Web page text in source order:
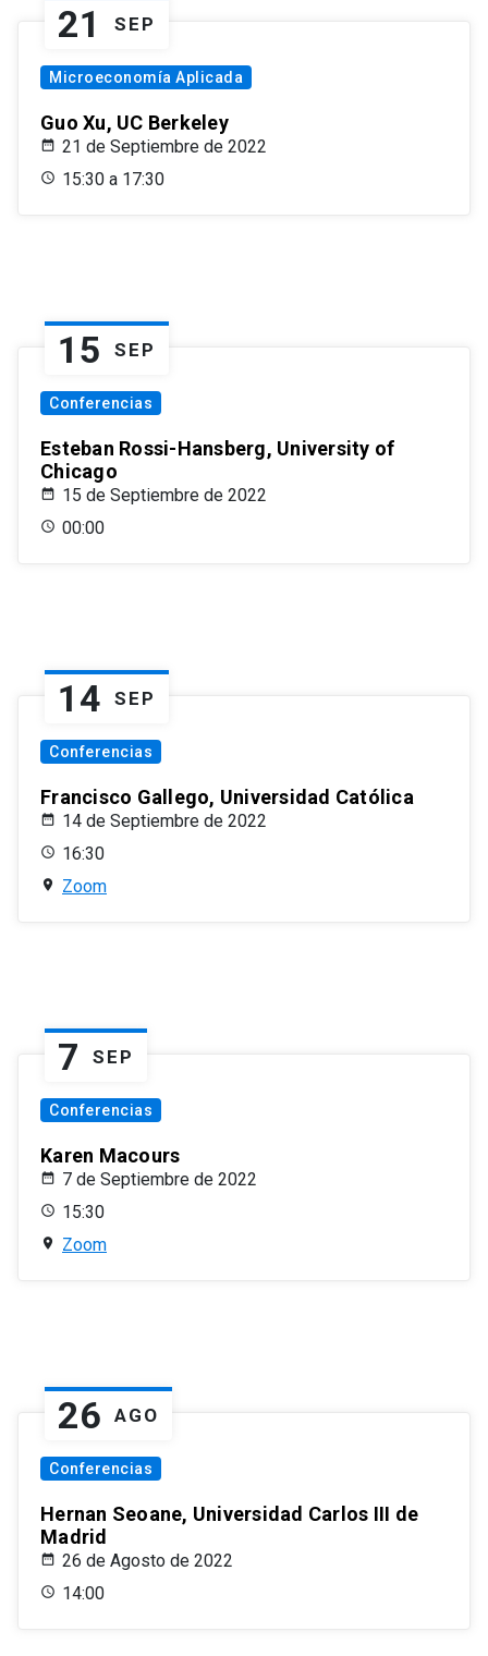
21 SEP
Microeconomía Aplicada
Guo Xu, UC Berkeley
21 de Septiembre de 2022
15:30 a 17:30
15 SEP
Conferencias
Esteban Rossi-Hansberg, University of
Chicago
15 de Septiembre de 2022
00:00
14 SEP
Conferencias
Francisco Gallego, Universidad Católica
14 de Septiembre de 2022
16:30
Zoom
7 SEP
Conferencias
Karen Macours
7 de Septiembre de 2022
15:30
Zoom
26 AGO
Conferencias
Hernan Seoane, Universidad Carlos III de
Madrid
26 de Agosto de 2022
14:00